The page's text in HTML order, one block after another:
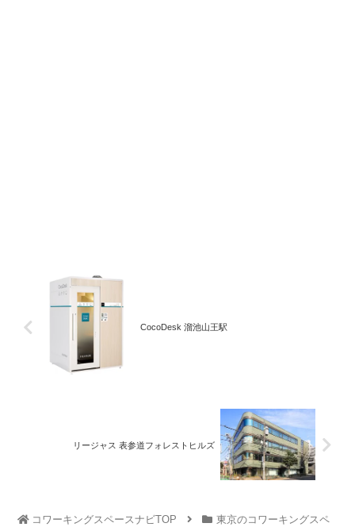
CocoDesk 溜池山王駅
リージャス 表参道フォレストヒルズ
コワーキングスペースナビTOP
東京のコワーキングスペ